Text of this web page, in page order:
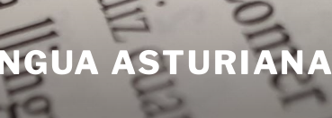
ASTURIANA